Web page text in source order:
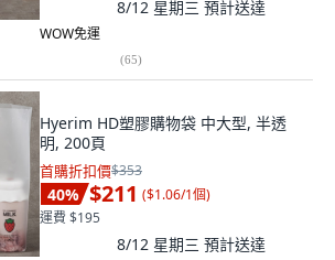
8/12 星期三 預計送達
WOW免運
(65)
Hyerim HD塑膠購物袋 中大型, 半透
明, 200頁
首購折扣價$353
40% $211 ($1.06/1個)
運費 $195
8/12 星期三 預計送達